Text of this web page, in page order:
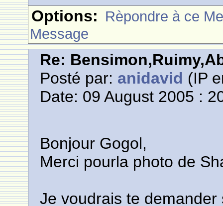
Options: Rèpondre à ce
Message
Re:
Posté par: anidavid (IP
Date: 09 August 2005 :
Bonjour Gogol,
Merci pourla photo de
Je voudrais te